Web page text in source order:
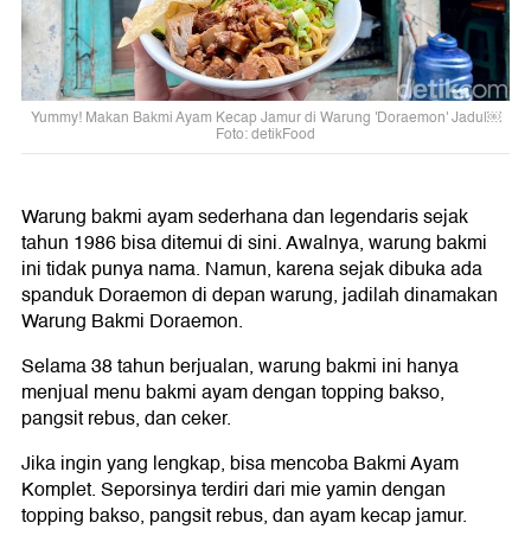
Yummy! Makan Bakmi Ayam Kecap Jamur di Warung 'Doraemon' Jadul￼
Foto: detikFood
Warung bakmi ayam sederhana dan legendaris sejak
tahun 1986 bisa ditemui di sini. Awalnya, warung bakmi
ini tidak punya nama. Namun, karena sejak dibuka ada
spanduk Doraemon di depan warung, jadilah dinamakan
Warung Bakmi Doraemon.
Selama 38 tahun berjualan, warung bakmi ini hanya
menjual menu bakmi ayam dengan topping bakso,
pangsit rebus, dan ceker.
Jika ingin yang lengkap, bisa mencoba Bakmi Ayam
Komplet. Seporsinya terdiri dari mie yamin dengan
topping bakso, pangsit rebus, dan ayam kecap jamur.